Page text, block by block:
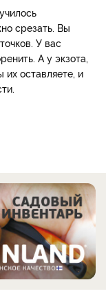
срезать. Вы
У вас
А у экзота,
их оставляете, и